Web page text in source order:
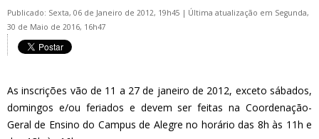
Publicado: Sexta, 06 de Janeiro de 2012, 19h45 | Última atualização em Segunda,
30 de Maio de 2016, 16h47
As inscrições vão de 11 a 27 de janeiro de 2012, exceto sábados,
domingos e/ou feriados e devem ser feitas na Coordenação-
Geral de Ensino do Campus de Alegre no horário das 8h às 11h e